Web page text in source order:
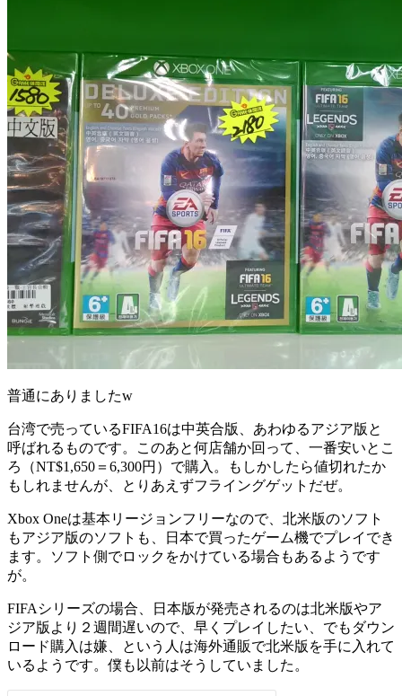
普通にありましたw
台湾で売っているFIFA16は中英合版、あわゆるアジア版と
呼ばれるものです。このあと何店舗か回って、一番安いとこ
ろ（NT$1,650＝6,300円）で購入。もしかしたら値切れたか
もしれませんが、とりあえずフライングゲットだぜ。
Xbox Oneは基本リージョンフリーなので、北米版のソフト
もアジア版のソフトも、日本で買ったゲーム機でプレイでき
ます。ソフト側でロックをかけている場合もあるようです
が。
FIFAシリーズの場合、日本版が発売されるのは北米版やア
ジア版より２週間遅いので、早くプレイしたい、でもダウン
ロード購入は嫌、という人は海外通販で北米版を手に入れて
いるようです。僕も以前はそうしていました。